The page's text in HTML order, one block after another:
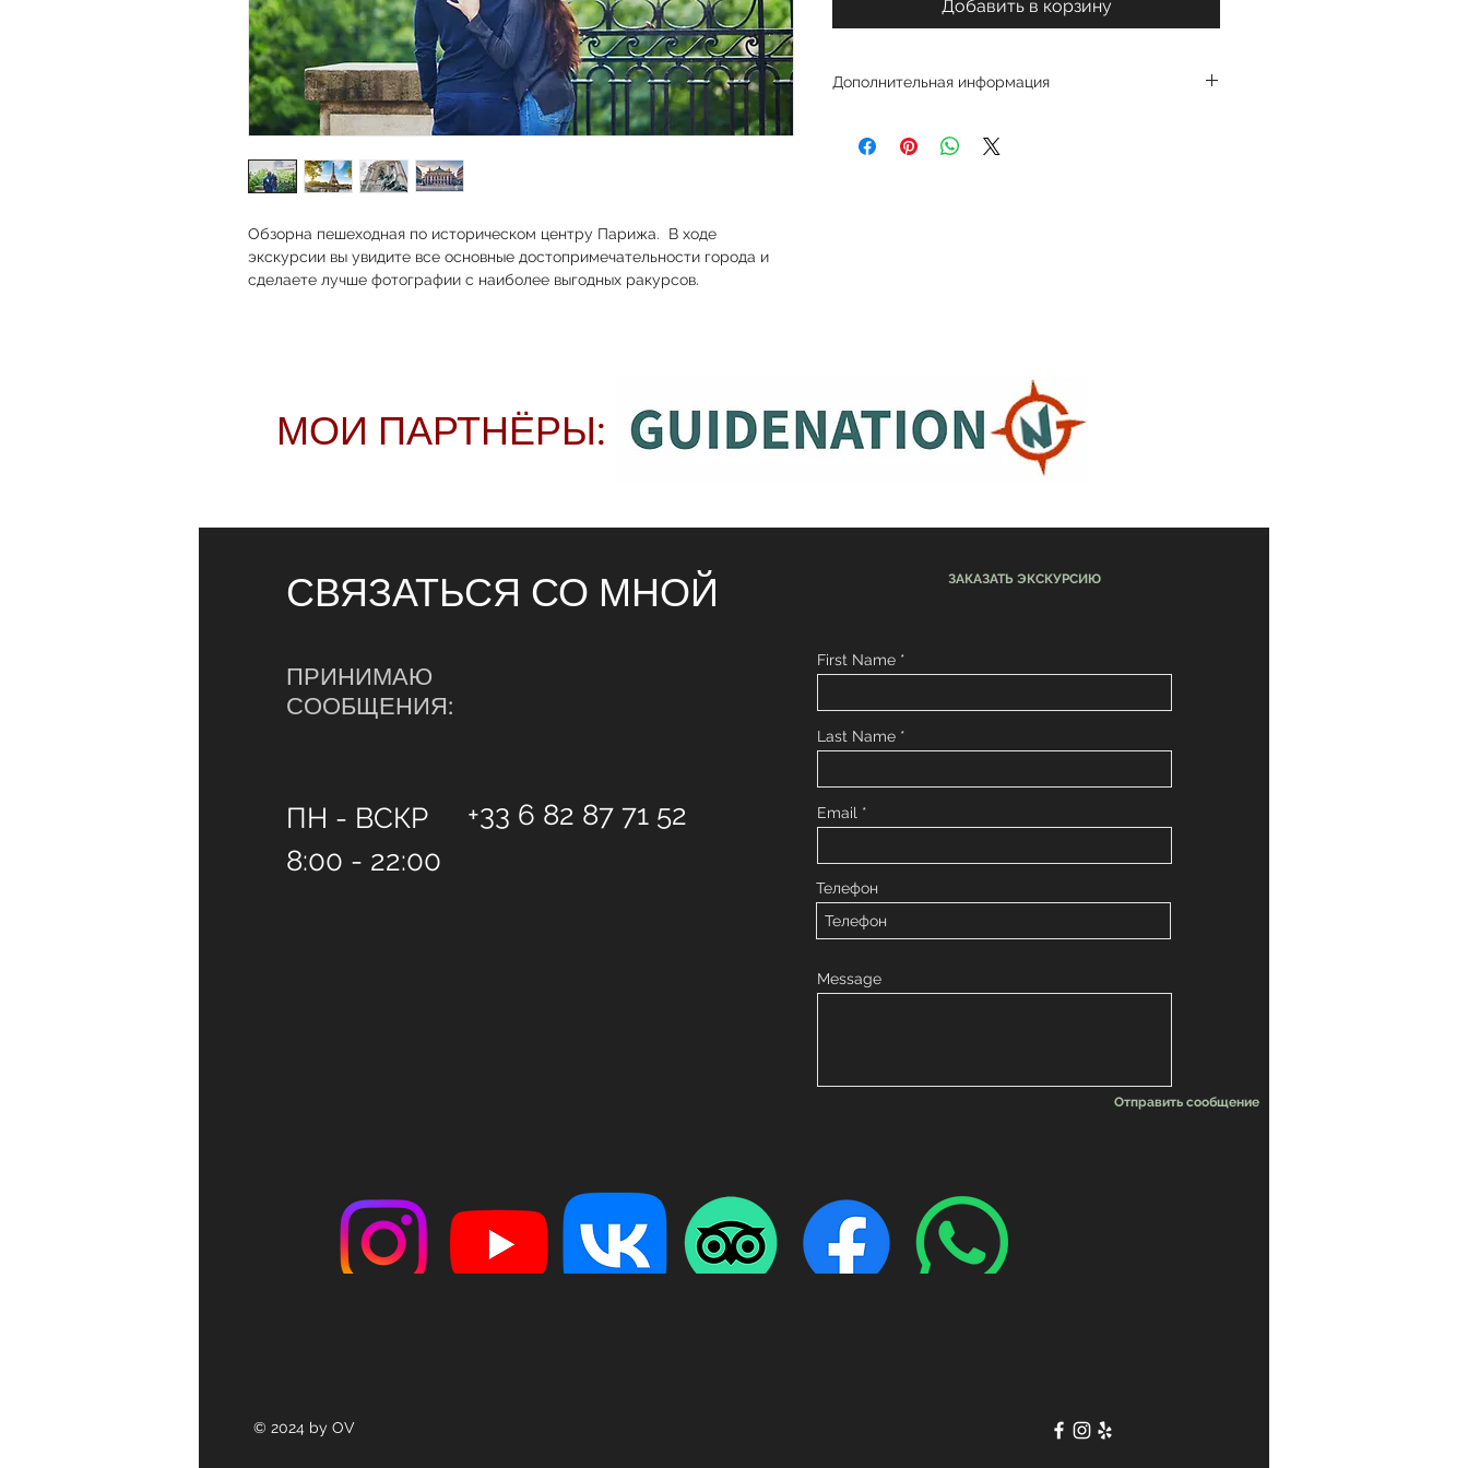
Обзорна пешеходная по историческом центру Парижа.  В ходе
экскурсии вы увидите все основные достопримечательности города и
сделаете лучше фотографии с наиболее выгодных ракурсов.
Добавить в корзину
Дополнительная информация
располагаете временем, можно увеличить её
МОИ ПАРТНЁРЫ:
СВЯЗАТЬСЯ СО МНОЙ ЗАКАЗАТЬ ЭКСКУРСИЮ
ПРИНИМАЮ
СООБЩЕНИЯ:
ПН - ВСКР
8:00 - 22:00
+33 6 82 87 71 52
First Name
Last Name
Email
Телефон
Message
Отправить сообщение
© 2024 by OV